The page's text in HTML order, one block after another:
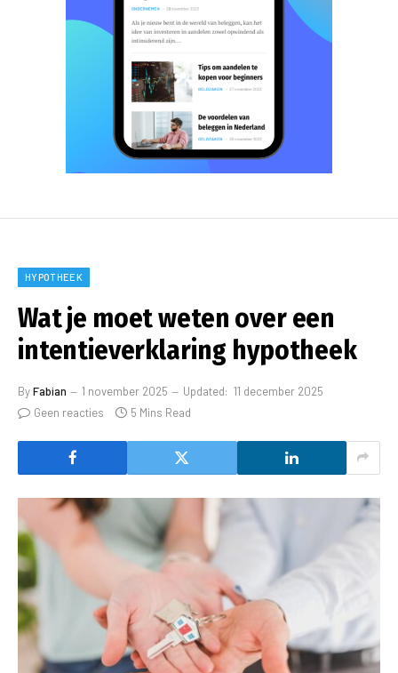
HYPOTHEEK
Wat je moet weten over een
intentieverklaring hypotheek
ByFabian 1 november 2025 Updated: 11 december 2025
Geen reacties
5 Mins Read